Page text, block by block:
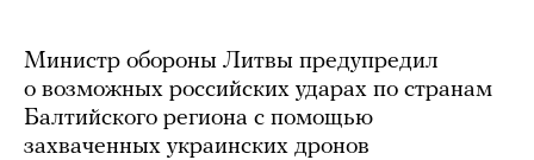
Министр обороны Литвы предупредил
о возможных российских ударах по странам
Балтийского региона с помощью
захваченных украинских дронов